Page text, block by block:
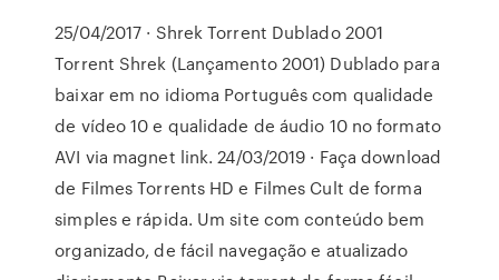
25/04/2017 · Shrek Torrent Dublado 2001
Torrent Shrek (Lançamento 2001) Dublado para
baixar em no idioma Português com qualidade
de vídeo 10 e qualidade de áudio 10 no formato
AVI via magnet link. 24/03/2019 · Faça download
de Filmes Torrents HD e Filmes Cult de forma
simples e rápida. Um site com conteúdo bem
organizado, de fácil navegação e atualizado